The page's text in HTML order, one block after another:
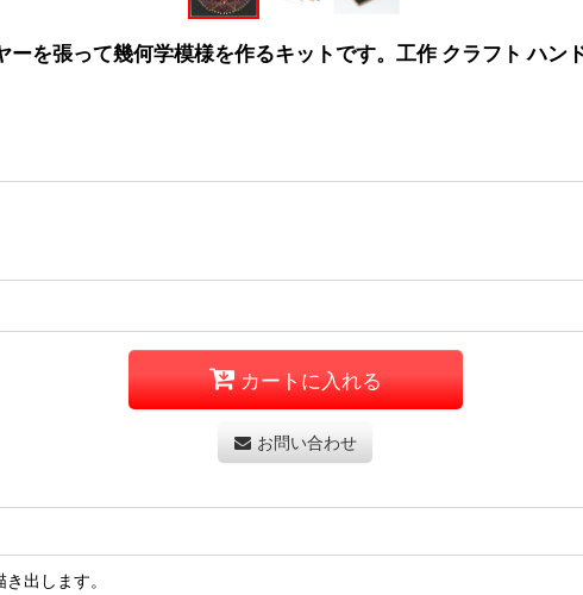
を張って幾何学模様を作るキットです。工作 クラフト ハン
カートに入れる
お問い合わせ
出します。